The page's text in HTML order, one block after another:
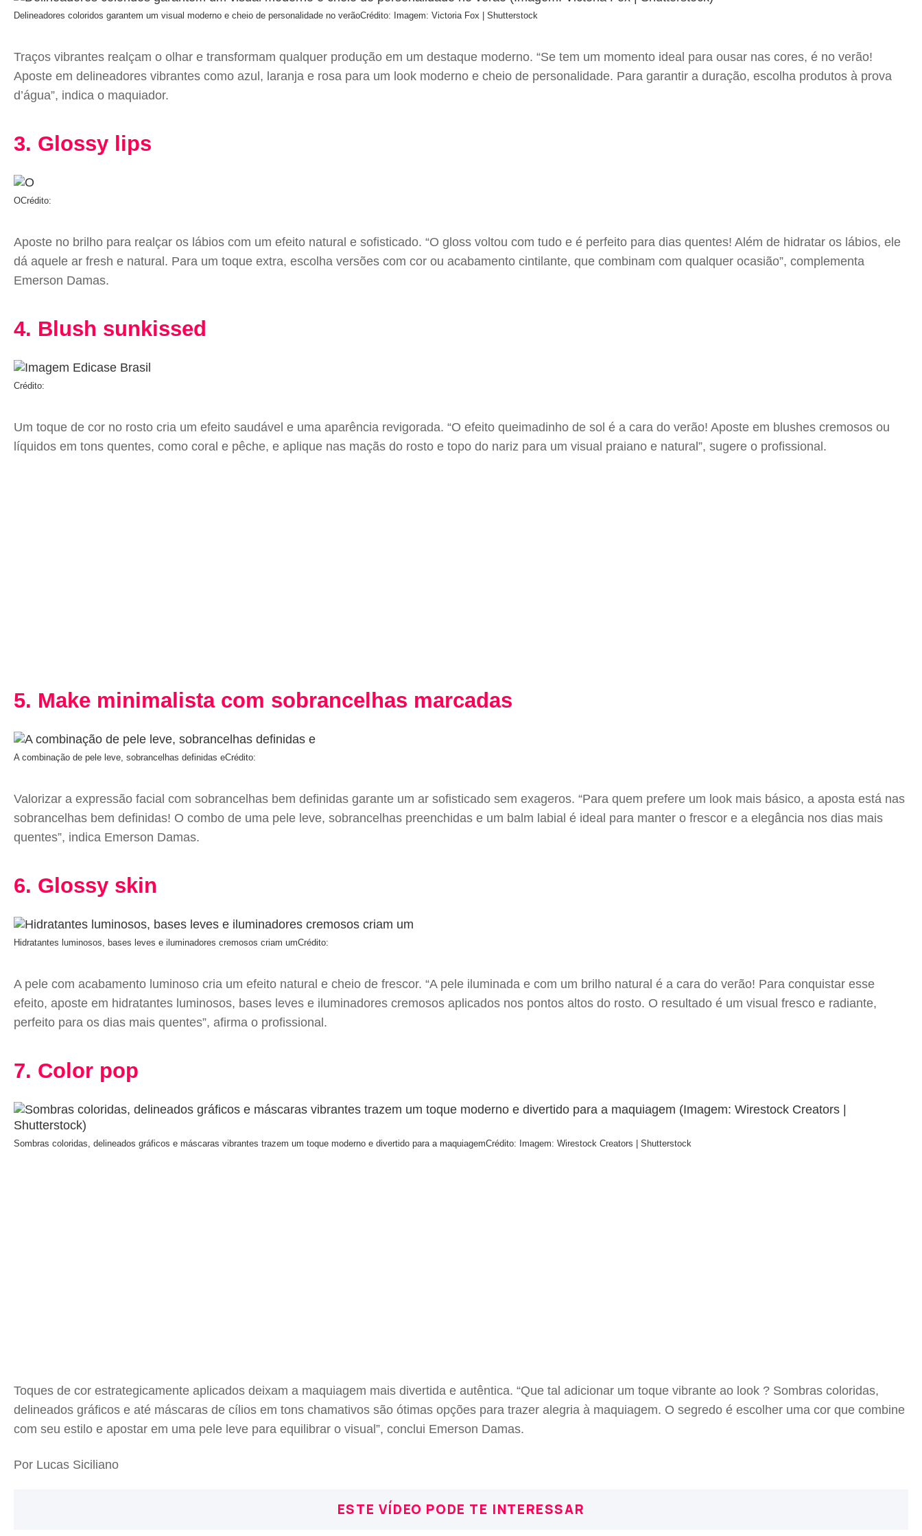
Delineadores coloridos garantem um visual moderno e cheio de personalidade no verãoCrédito: Imagem: Victoria Fox | Shutterstock
Traços vibrantes realçam o olhar e transformam qualquer produção em um destaque moderno. “Se tem um momento ideal para ousar nas cores, é no verão!
Aposte em delineadores vibrantes como azul, laranja e rosa para um look moderno e cheio de personalidade. Para garantir a duração, escolha produtos à prova
d’água”, indica o maquiador.
3. Glossy lips
OCrédito:
Aposte no brilho para realçar os lábios com um efeito natural e sofisticado. “O gloss voltou com tudo e é perfeito para dias quentes! Além de hidratar os lábios, ele
dá aquele ar fresh e natural. Para um toque extra, escolha versões com cor ou acabamento cintilante, que combinam com qualquer ocasião”, complementa
Emerson Damas.
4. Blush sunkissed
Crédito:
Um toque de cor no rosto cria um efeito saudável e uma aparência revigorada. “O efeito queimadinho de sol é a cara do verão! Aposte em blushes cremosos ou
líquidos em tons quentes, como coral e pêche, e aplique nas maçãs do rosto e topo do nariz para um visual praiano e natural”, sugere o profissional.
5. Make minimalista com sobrancelhas marcadas
A combinação de pele leve, sobrancelhas definidas eCrédito:
Valorizar a expressão facial com sobrancelhas bem definidas garante um ar sofisticado sem exageros. “Para quem prefere um look mais básico, a aposta está nas
sobrancelhas bem definidas! O combo de uma pele leve, sobrancelhas preenchidas e um balm labial é ideal para manter o frescor e a elegância nos dias mais
quentes”, indica Emerson Damas.
6. Glossy skin
Hidratantes luminosos, bases leves e iluminadores cremosos criam umCrédito:
A pele com acabamento luminoso cria um efeito natural e cheio de frescor. “A pele iluminada e com um brilho natural é a cara do verão! Para conquistar esse
efeito, aposte em hidratantes luminosos, bases leves e iluminadores cremosos aplicados nos pontos altos do rosto. O resultado é um visual fresco e radiante,
perfeito para os dias mais quentes”, afirma o profissional.
7. Color pop
Sombras coloridas, delineados gráficos e máscaras vibrantes trazem um toque moderno e divertido para a maquiagemCrédito: Imagem: Wirestock Creators | Shutterstock
Toques de cor estrategicamente aplicados deixam a maquiagem mais divertida e autêntica. “Que tal adicionar um toque vibrante ao look ? Sombras coloridas,
delineados gráficos e até máscaras de cílios em tons chamativos são ótimas opções para trazer alegria à maquiagem. O segredo é escolher uma cor que combine
com seu estilo e apostar em uma pele leve para equilibrar o visual”, conclui Emerson Damas.
Por Lucas Siciliano
ESTE VÍDEO PODE TE INTERESSAR